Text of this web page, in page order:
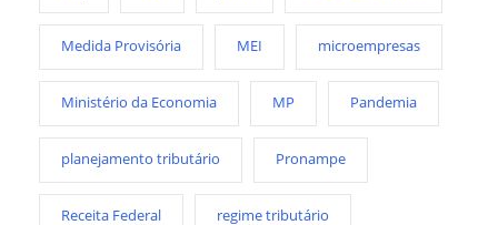
Medida Provisória MEI microempresas
Ministério da Economia MP Pandemia
planejamento tributário Pronampe
Receita Federal regime tributário